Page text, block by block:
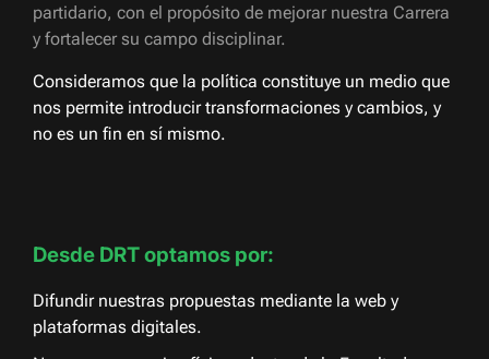
partidario, con el propósito de mejorar nuestra Carrera
y fortalecer su campo disciplinar.
Consideramos que la política constituye un medio que
nos permite introducir transformaciones y cambios, y
no es un fin en sí mismo.
Desde DRT optamos por:
Difundir nuestras propuestas mediante la web y
plataformas digitales.